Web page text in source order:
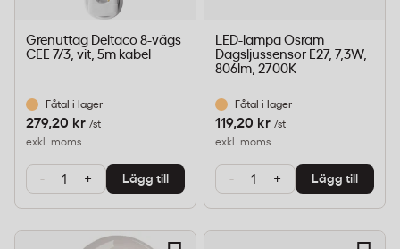
Grenuttag Deltaco 8-vägs
CEE 7/3, vit, 5m kabel
Fåtal i lager
279,20 kr /st
exkl. moms
- + Lägg till
LED-lampa Osram
Dagsljussensor E27, 7,3W,
806lm, 2700K
Fåtal i lager
119,20 kr /st
exkl. moms
- + Lägg till